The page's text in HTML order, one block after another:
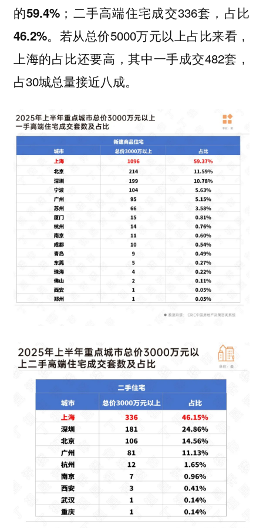
的59.4% ；二手高端住宅成交336套， 占比
46.2%。若从总价5000万元以上占比来看，
上海的占比还要高，其中一手成交482套，
占30城总量接近八成。